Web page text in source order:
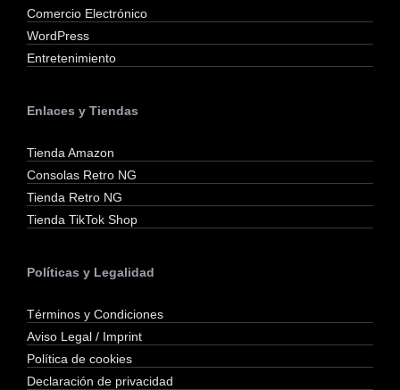
Comercio Electrónico
WordPress
Entretenimiento
Enlaces y Tiendas
Tienda Amazon
Consolas Retro NG
Tienda Retro NG
Tienda TikTok Shop
Políticas y Legalidad
Términos y Condiciones
Aviso Legal / Imprint
Política de cookies
Declaración de privacidad